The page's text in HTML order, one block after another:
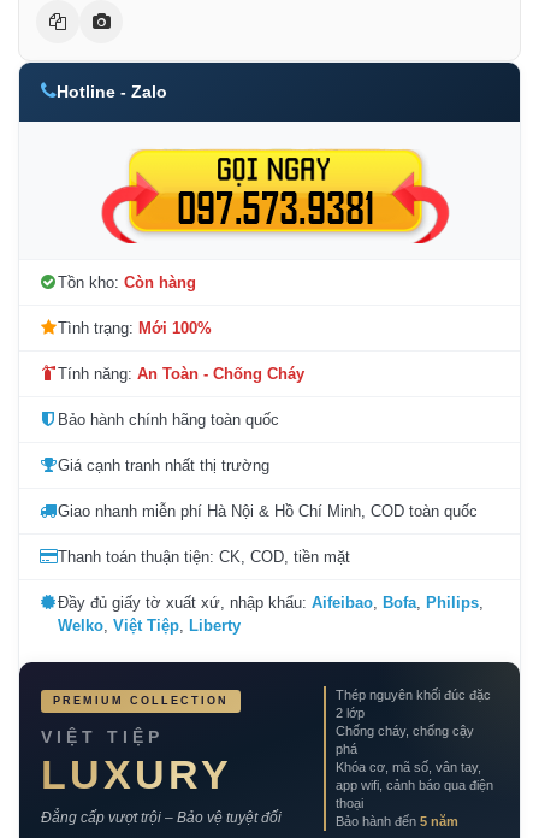
Hotline - Zalo
Tồn kho: Còn hàng
Tình trạng: Mới 100%
Tính năng: An Toàn - Chống Cháy
Bảo hành chính hãng toàn quốc
Giá cạnh tranh nhất thị trường
Giao nhanh miễn phí Hà Nội & Hồ Chí Minh, COD toàn quốc
Thanh toán thuận tiện: CK, COD, tiền mặt
Đầy đủ giấy tờ xuất xứ, nhập khẩu: Aifeibao Bofa Philips
Welko Việt Tiệp Liberty
PREMIUM COLLECTION
VIỆT TIỆP
LUXURY
Đẳng cấp vượt trội – Bảo vệ tuyệt đối
Thép nguyên khối đúc đặc
2 lớp
Chống cháy, chống cậy
phá
Khóa cơ, mã số, vân tay,
app wifi, cảnh báo qua điện
thoại
Bảo hành đến 5 năm